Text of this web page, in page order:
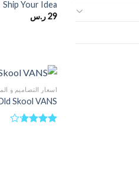
Ship Your Idea
29ر.س
اسعار التصاميم و
Skool VANS